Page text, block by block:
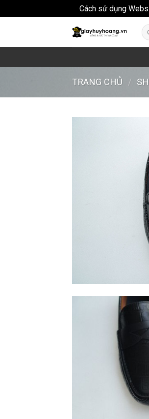
Cách sử dụng
content
for:
TRANG CHỦ /